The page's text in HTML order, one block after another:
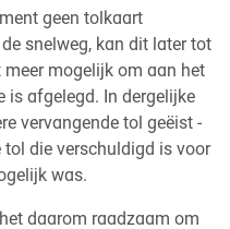
geen tolkaart
snelweg, kan dit later tot
mogelijk om aan het
is afgelegd. In dergelijke
vervangende tol geëist -
die verschuldigd is voor
was.
daarom raadzaam om